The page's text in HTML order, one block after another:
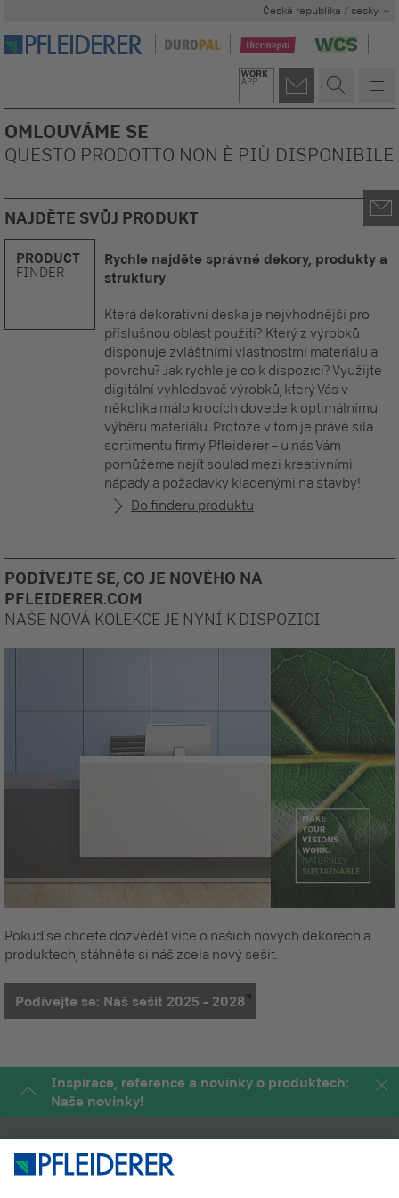
Česká republika / cesky
OMLOUVÁME SE
QUESTO PRODOTTO NON È PIÙ DISPONIBILE
NAJDĚTE SVŮJ PRODUKT
PRODUCT
FINDER
Rychle najděte správné dekory, produkty a
struktury
Která dekorativní deska je nejvhodnější pro
příslušnou oblast použití? Který z výrobků
disponuje zvláštními vlastnostmi materiálu a
povrchu? Jak rychle je co k dispozici? Využijte
digitální vyhledavač výrobků, který Vás v
několika málo krocích dovede k optimálnímu
výběru materiálu. Protože v tom je právě síla
sortimentu firmy Pfleiderer – u nás Vám
pomůžeme najít soulad mezi kreativními
nápady a požadavky kladenými na stavby!
Do finderu produktu
PODÍVEJTE SE, CO JE NOVÉHO NA
PFLEIDERER.COM
NAŠE NOVÁ KOLEKCE JE NYNÍ K DISPOZICI
Pokud se chcete dozvědět více o našich nových dekorech a
produktech, stáhněte si náš zcela nový sešit.
Podívejte se: Náš sešit 2025 - 2028
Inspirace, reference a novinky o produktech:
Naše novinky!